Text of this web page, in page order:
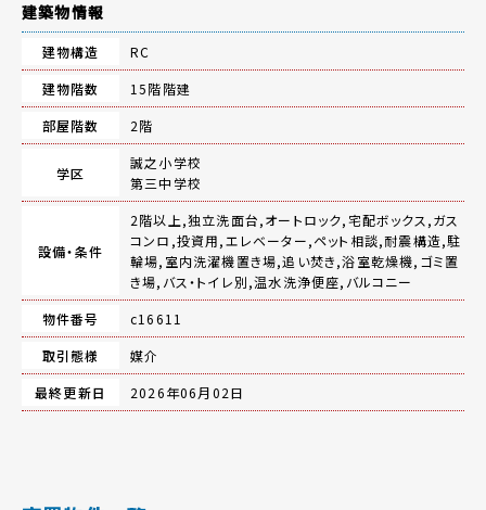
建築物情報
建物構造
RC
建物階数
15階階建
部屋階数
2階
学区
誠之小学校
第三中学校
設備・条件
2階以上,独立洗面台,オートロック,宅配ボックス,ガス
コンロ,投資用,エレベーター,ペット相談,耐震構造,駐
輪場,室内洗濯機置き場,追い焚き,浴室乾燥機,ゴミ置
き場,バス・トイレ別,温水洗浄便座,バルコニー
物件番号
c16611
取引態様
媒介
最終更新日
2026年06月02日